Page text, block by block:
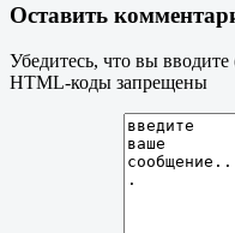
Оставить
Убедитесь, что вы
HTML-коды запрещены